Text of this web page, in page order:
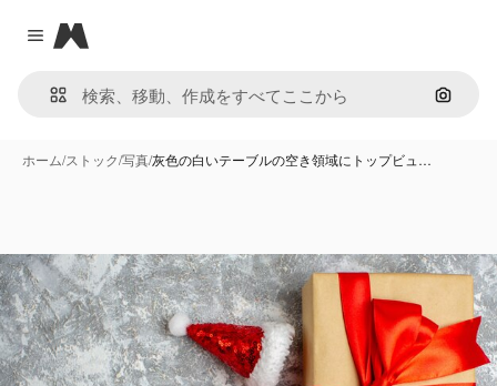
Close menu
Magnific
画像で
ホーム/ストック/写真/灰色の白いテーブルの空き領域にトップビュ…